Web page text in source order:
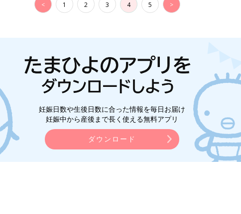
< 1 2 3 4 5 >
妊娠日数や生後日数に合った情報を毎日お届け
妊娠中から産後まで長く使える無料アプリ
ダウンロード